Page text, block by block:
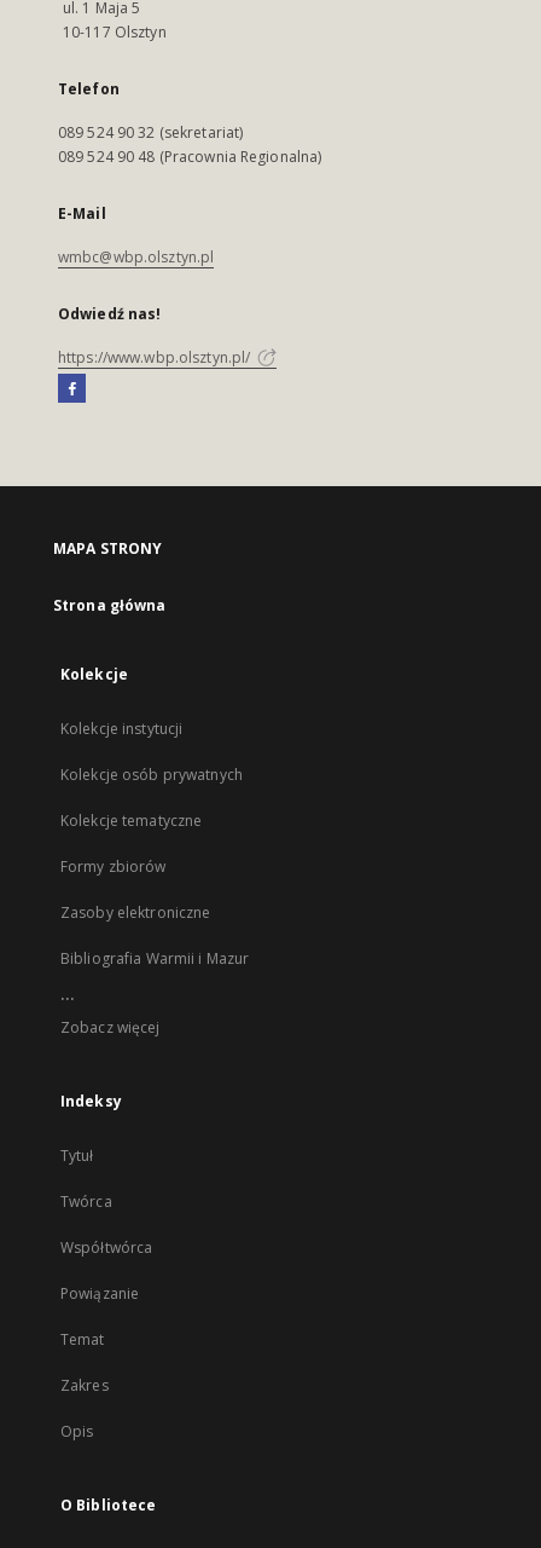
ul. 1 Maja 5
10-117 Olsztyn
Telefon
089 524 90 32 (sekretariat)
089 524 90 48 (Pracownia Regionalna)
E-Mail
wmbc@wbp.olsztyn.pl
Odwiedź nas!
https://www.wbp.olsztyn.pl/
MAPA STRONY
Strona główna
Kolekcje
Kolekcje instytucji
Kolekcje osób prywatnych
Kolekcje tematyczne
Formy zbiorów
Zasoby elektroniczne
Bibliografia Warmii i Mazur
...
Zobacz więcej
Indeksy
Tytuł
Twórca
Współtwórca
Powiązanie
Temat
Zakres
Opis
O Bibliotece